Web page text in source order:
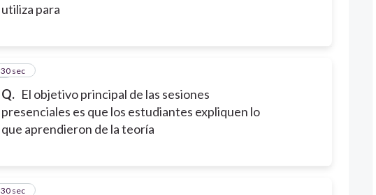
utiliza para
Q. El objetivo principal de las sesiones
presenciales es que los estudiantes expliquen lo
que aprendieron de la teoría
2
30 sec
3
30 sec